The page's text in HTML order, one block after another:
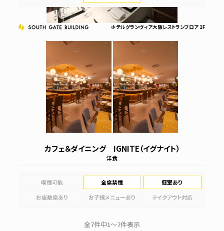
ホテルグランヴィア大阪レストランフロア 1F
カフェ＆ダイニング IGNITE（イグナイト）
洋食
喫煙可能 全席禁煙
個室あり
お座敷席あり
お子様メニューあり テイクアウト対応
全7件中1～7件表示